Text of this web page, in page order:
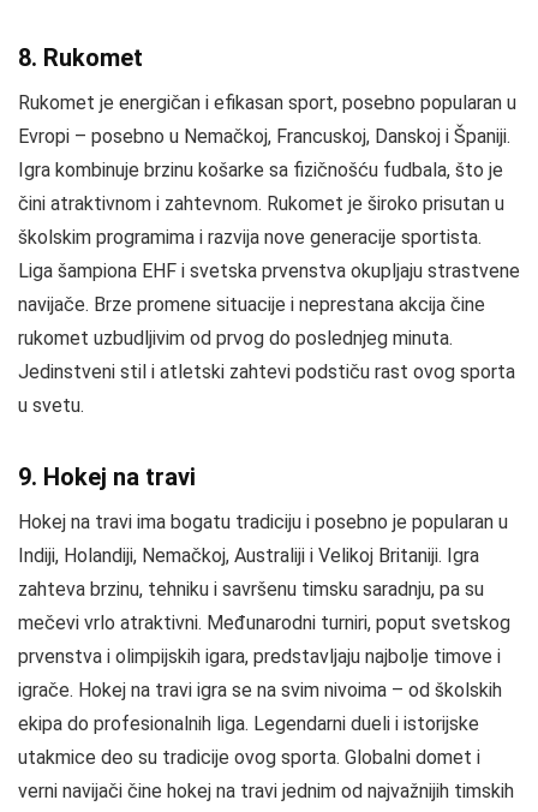
8. Rukomet
Rukomet je energičan i efikasan sport, posebno popularan u
Evropi – posebno u Nemačkoj, Francuskoj, Danskoj i Španiji.
Igra kombinuje brzinu košarke sa fizičnošću fudbala, što je
čini atraktivnom i zahtevnom. Rukomet je široko prisutan u
školskim programima i razvija nove generacije sportista.
Liga šampiona EHF i svetska prvenstva okupljaju strastvene
navijače. Brze promene situacije i neprestana akcija čine
rukomet uzbudljivim od prvog do poslednjeg minuta.
Jedinstveni stil i atletski zahtevi podstiču rast ovog sporta
u svetu.
9. Hokej na travi
Hokej na travi ima bogatu tradiciju i posebno je popularan u
Indiji, Holandiji, Nemačkoj, Australiji i Velikoj Britaniji. Igra
zahteva brzinu, tehniku i savršenu timsku saradnju, pa su
mečevi vrlo atraktivni. Međunarodni turniri, poput svetskog
prvenstva i olimpijskih igara, predstavljaju najbolje timove i
igrače. Hokej na travi igra se na svim nivoima – od školskih
ekipa do profesionalnih liga. Legendarni dueli i istorijske
utakmice deo su tradicije ovog sporta. Globalni domet i
verni navijači čine hokej na travi jednim od najvažnijih timskih